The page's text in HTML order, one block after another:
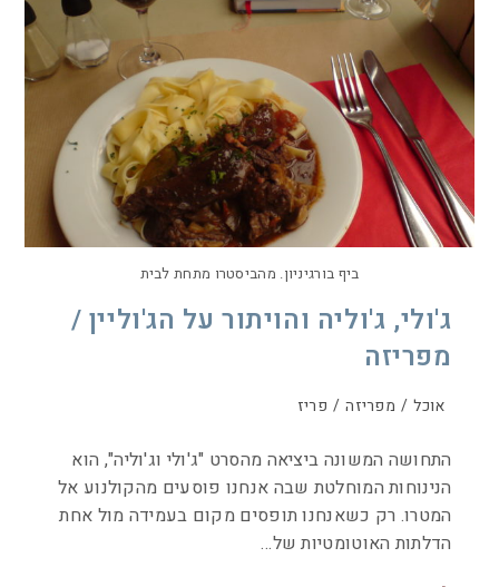
ביף בורגיניון. מהביסטרו מתחת לבית
ג'ולי, ג'וליה והויתור על הג'וליין /
מפריזה
אוכל / מפריזה / פריז
התחושה המשונה ביציאה מהסרט "ג'ולי וג'וליה", הוא
הנינוחות המוחלטת שבה אנחנו פוסעים מהקולנוע אל
המטרו. רק כשאנחנו תופסים מקום בעמידה מול אחת
הדלתות האוטומטיות של…